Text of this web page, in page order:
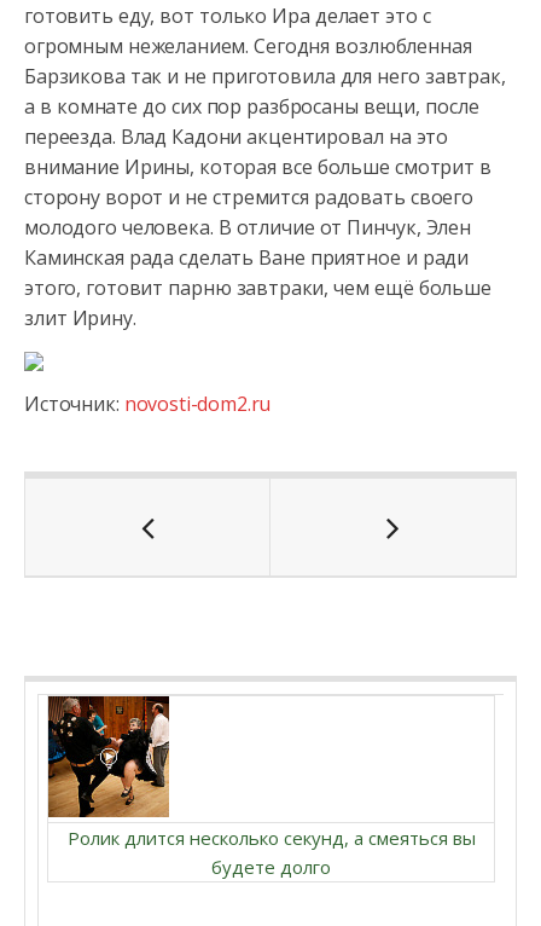
готовить еду, вот только Ира делает это с
огромным нежеланием. Сегодня возлюбленная
Барзикова так и не приготовила для него завтрак,
а в комнате до сих пор разбросаны вещи, после
переезда. Влад Кадони акцентировал на это
внимание Ирины, которая все больше смотрит в
сторону ворот и не стремится радовать своего
молодого человека. В отличие от Пинчук, Элен
Каминская рада сделать Ване приятное и ради
этого, готовит парню завтраки, чем ещё больше
злит Ирину.
Источник: novosti-dom2.ru
Ролик длится несколько секунд, а смеяться вы
будете долго